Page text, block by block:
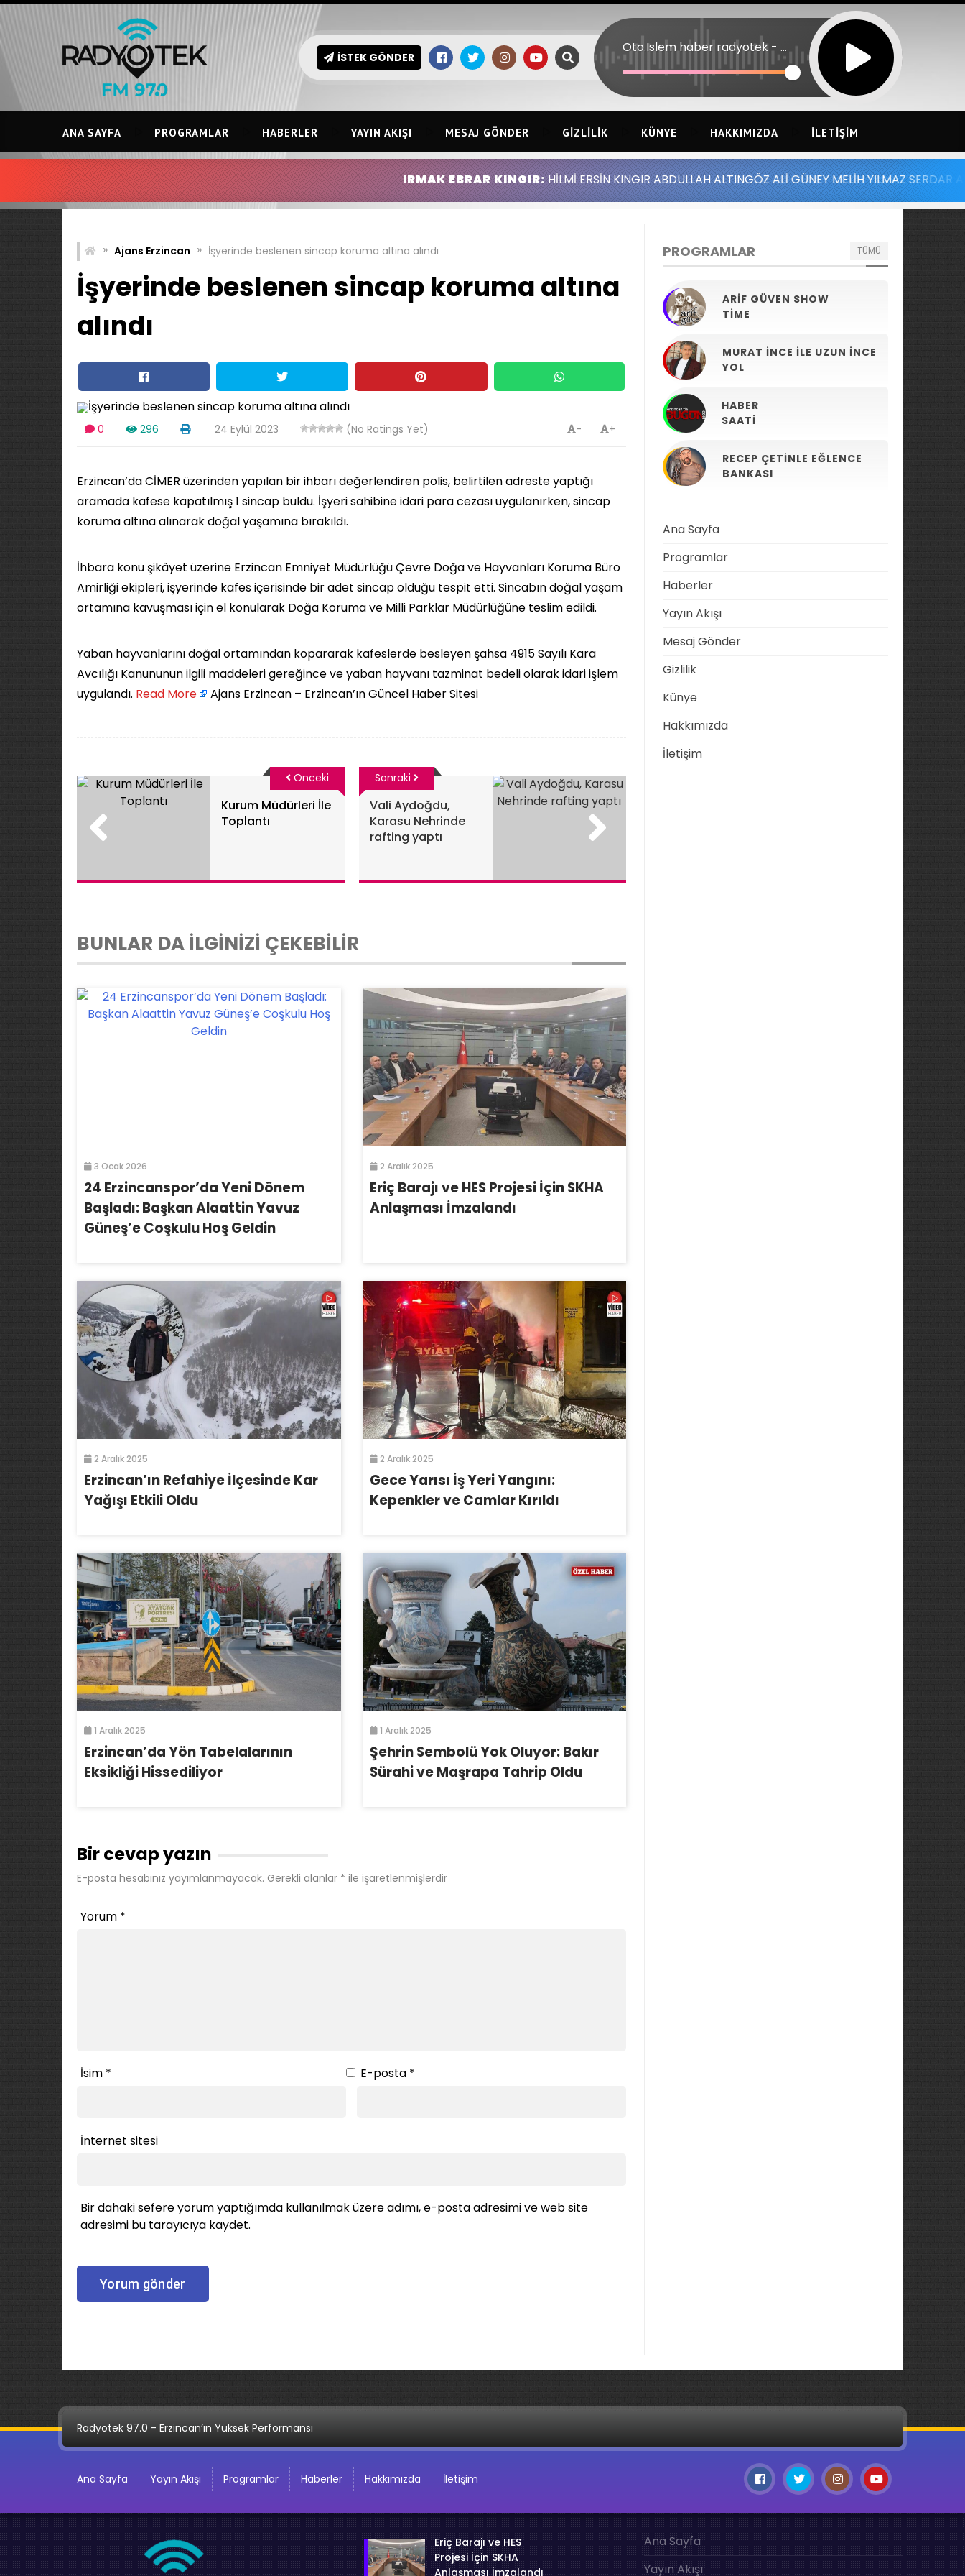
Skip
to
content
İSTEK GÖNDER
Oto.Islem haber radyotek - erzincantekhaber
ANA SAYFA PROGRAMLAR HABERLER YAYIN AKIŞI MESAJ GÖNDER GIZLILIK KÜNYE HAKKIMIZDA İLETIŞIM
IRMAK EBRAR KINGIR:HİLMİ ERSİN KINGIR ABDULLAH ALTINGÖZ ALİ GÜNEY MELİH YILMAZ SERDAR AYDIN
» Ajans Erzincan » İşyerinde beslenen sincap koruma altına alındı
İşyerinde beslenen sincap koruma altına
alındı
0 296 24 Eylül 2023 (No Ratings Yet) +
-
Erzincan’da CİMER üzerinden yapılan bir ihbarı değerlendiren polis, belirtilen adreste yaptığı
aramada kafese kapatılmış 1 sincap buldu. İşyeri sahibine idari para cezası uygulanırken, sincap
koruma altına alınarak doğal yaşamına bırakıldı.
İhbara konu şikâyet üzerine Erzincan Emniyet Müdürlüğü Çevre Doğa ve Hayvanları Koruma Büro
Amirliği ekipleri, işyerinde kafes içerisinde bir adet sincap olduğu tespit etti. Sincabın doğal yaşam
ortamına kavuşması için el konularak Doğa Koruma ve Milli Parklar Müdürlüğüne teslim edildi.
Yaban hayvanlarını doğal ortamından kopararak kafeslerde besleyen şahsa 4915 Sayılı Kara
Avcılığı Kanununun ilgili maddeleri gereğince ve yaban hayvanı tazminat bedeli olarak idari işlem
uygulandı. ​ Read More Ajans Erzincan – Erzincan’ın Güncel Haber Sitesi
Kurum Müdürleri İle
Toplantı
Önceki
Vali Aydoğdu,
Karasu Nehrinde
rafting yaptı
Sonraki
BUNLAR DA İLGİNİZİ ÇEKEBİLİR
3 Ocak 2026
24 Erzincanspor’da Yeni Dönem
Başladı: Başkan Alaattin Yavuz
Güneş’e Coşkulu Hoş Geldin
2 Aralık 2025
Eriç Barajı ve HES Projesi İçin SKHA
Anlaşması İmzalandı
2 Aralık 2025
Erzincan’ın Refahiye İlçesinde Kar
Yağışı Etkili Oldu
2 Aralık 2025
Gece Yarısı İş Yeri Yangını:
Kepenkler ve Camlar Kırıldı
1 Aralık 2025
Erzincan’da Yön Tabelalarının
Eksikliği Hissediliyor
1 Aralık 2025
Şehrin Sembolü Yok Oluyor: Bakır
Sürahi ve Maşrapa Tahrip Oldu
Bir cevap yazın
E-posta hesabınız yayımlanmayacak. Gerekli alanlar * ile işaretlenmişlerdir
Yorum *
İsim * E-posta *
İnternet sitesi
Bir dahaki sefere yorum yaptığımda kullanılmak üzere adımı, e-posta adresimi ve web site
adresimi bu tarayıcıya kaydet.
PROGRAMLAR TÜMÜ
ARIF GÜVEN SHOW
TIME
MURAT İNCE ILE UZUN İNCE
YOL
HABER
SAATI
RECEP ÇETINLE EĞLENCE
BANKASI
Ana Sayfa
Programlar
Haberler
Yayın Akışı
Mesaj Gönder
Gizlilik
Künye
Hakkımızda
İletişim
Radyotek 97.0 - Erzincan’ın Yüksek Performansı
Ana Sayfa Yayın Akışı Programlar Haberler Hakkımızda İletişim
Eriç Barajı ve HES
Projesi İçin SKHA
Anlaşması İmzalandı
Ana Sayfa
Yayın Akışı